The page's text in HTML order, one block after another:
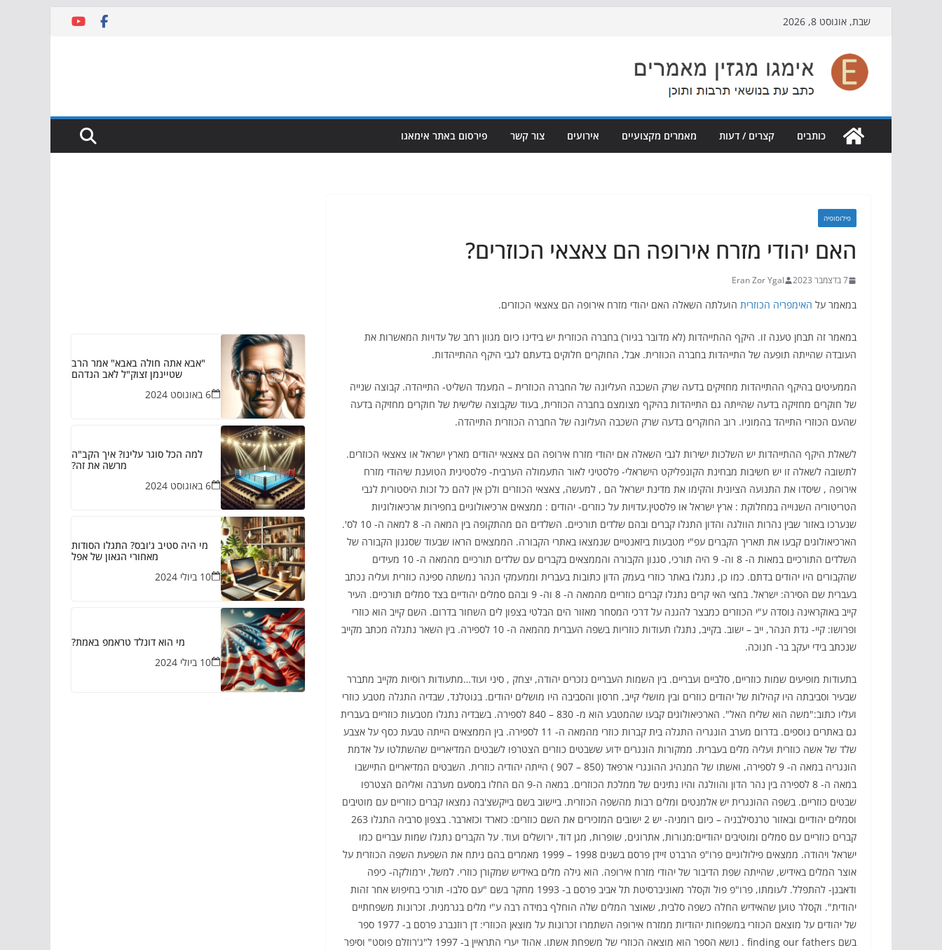
content
שבת, אוגוסט 8, 2026
כותבים קצרים / דעות מאמרים מקצועיים אירועים צור קשר פירסום באתר אימאגו
פילוסופיה
האם יהודי מזרח אירופה הם צאצאי הכוזרים?
7 בדצמבר 2023 Eran Zor Ygal
במאמר על האימפריה הכוזרית הועלתה השאלה האם יהודי מזרח אירופה הם צאצאי הכוזרים.
במאמר זה תבחן טענה זו. היקף ההתייהדות (לא מדובר בגיור) בחברה הכוזרית יש בידינו כיום מגוון רחב של עדויות המאשרות את
העובדה שהייתה תופעה של התייהדות בחברה הכוזרית. אבל, החוקרים חלוקים בדעתם לגבי היקף ההתייהדות.
הממעיטים בהיקף ההתייהדות מחזיקים בדעה שרק השכבה העליונה של החברה הכוזרית – המעמד השליט- התייהדה. קבוצה שנייה
של חוקרים מחזיקה בדעה שהייתה גם התייהדות בהיקף מצומצם בחברה הכוזרית, בעוד שקבוצה שלישית של חוקרים מחזיקה בדעה
שהעם הכוזרי התייהד בהמוניו. רוב החוקרים בדעה שרק השכבה העליונה של החברה הכוזרית התייהדה.
לשאלת היקף ההתייהדות יש השלכות ישירות לגבי השאלה אם יהודי מזרח אירופה הם צאצאי יהודים מארץ ישראל או צאצאי הכוזרים.
לתשובה לשאלה זו יש חשיבות מבחינת הקונפליקט הישראלי- פלסטיני לאור התעמולה הערבית- פלסטינית הטוענת שיהודי מזרח
אירופה , שיסדו את התנועה הציונית והקימו את מדינת ישראל הם , למעשה, צאצאי הכוזרים ולכן אין להם כל זכות היסטורית לגבי
הטריטוריה השנוייה במחלוקת : ארץ ישראל או פלסטין.עדויות על כוזרים- יהודים : ממצאים ארכיאולוגיים בחפירות ארכיאולוגיות
שנערכו באזור שבין נהרות הוולגה והדון התגלו קברים ובהם שלדים תורכיים. השלדים הם מהתקופה בין המאה ה- 8 למאה ה- 10 לס'.
הארכיאולוגים קבעו את תאריך הקברים עפ"י מטבעות ביזאנטיים שנמצאו באתרי הקבורה. הממצאים הראו שבעוד שסגנון הקבורה של
השלדים התורכיים במאות ה- 8 וה- 9 היה תורכי, סגנון הקבורה והממצאים בקברים עם שלדים תורכיים מהמאה ה- 10 מעידים
שהקבורים היו יהודים בדתם. כמו כן, נתגלו באתר כוזרי בעמק הדון כתובות בעברית וממעמקי הנהר נמשתה ספינה כוזרית ועליה נכתב
בעברית שם הסירה: ישראל. בחצי האי קרים נתגלו קברים כוזריים מהמאה ה- 8 וה- 9 ובהם סמלים יהודיים בצד סמלים תורכיים. העיר
קייב באוקראינה נוסדה ע"י הכוזרים כמבצר להגנה על דרכי המסחר מאזור הים הבלטי בצפון לים השחור בדרום. השם קייב הוא כוזרי
ופרושו: קיי- גדת הנהר, ייב – ישוב. בקייב, נתגלו תעודות כוזריות בשפה העברית מהמאה ה- 10 לספירה. בין השאר נתגלה מכתב מקייב
שנכתב בידי יעקב בר- חנוכה.
בתעודות מופיעים שמות כוזריים, סלביים ועבריים. בין השמות העבריים נזכרים יהודה, יצחק , סיני ועוד…מתעודות רוסיות מקייב מתברר
שבעיר וסביבתה היו קהילות של יהודים כוזרים ובין מושלי קייב, חרסון והסביבה היו מושלים יהודים. בגוטלנד, שבדיה התגלה מטבע כוזרי
ועליו כתוב:"משה הוא שליח האל". הארכיאולוגים קבעו שהמטבע הוא מ- 830 – 840 לספירה. בשבדיה נתגלו מטבעות כוזריים בעברית
גם באתרים נוספים. בדרום מערב הונגריה התגלה בית קברות כוזרי מהמאה ה- 11 לספירה. בין הממצאים הייתה טבעת כסף על אצבע
שלד של אשה כוזרית ועליה מלים בעברית. ממקורות הונגרים ידוע ששבטים כוזרים הצטרפו לשבטים המדיאריים שהשתלטו על אדמת
הונגריה במאה ה- 9 לספירה, ואשתו של המנהיג ההונגרי ארפאד (850 – 907 ) הייתה יהודיה כוזרית. השבטים המדיאריים התיישבו
במאה ה- 8 לספירה בין נהר הדון והוולגה והיו נתינים של ממלכת הכוזרים. במאה ה-9 הם החלו במסעם מערבה ואליהם הצטרפו
שבטים כוזריים. בשפה ההונגרית יש אלמנטים ומלים רבות מהשפה הכוזרית. ביישוב בשם בייקשצ'בה נמצאו קברים כוזריים עם מוטיבים
וסמלים יהודיים ובאזור טרנסילבניה – כיום רומניה- יש 2 ישובים המזכירים את השם כוזרים: כזארד וכזארבר. בצפון סרביה התגלו 263
קברים כוזריים עם סמלים ומוטיבים יהודיים:מנורות, אתרוגים, שופרות, מגן דוד, ירושלים ועוד. על הקברים נתגלו שמות עבריים כמו
ישראל ויהודה. ממצאים פילולוגיים פרו"פ הרברט זיידן פרסם בשנים 1998 – 1999 מאמרים בהם ניתח את השפעת השפה הכוזרית על
אוצר המלים באידיש, שהייתה שפת הדיבור של יהודי מזרח אירופה. הוא גילה מלים באידיש שמקורן כוזרי. למשל, ירמולקה- כיפה
ודאבנן- להתפלל. לעומתו, פרו"פ פול וקסלר מאוניברסיטת תל אביב פרסם ב- 1993 מחקר בשם "עם סלבו- תורכי בחיפוש אחר זהות
יהודית". וקסלר טוען שהאידיש החלה כשפה סלבית, שאוצר המלים שלה הוחלף במידה רבה ע"י מלים בגרמנית. זכרונות משפחתיים
של יהודים על מוצאם הכוזרי במשפחות יהודיות ממזרח אירופה השתמרו זכרונות על מוצאן הכוזרי: דן רוזנברג פרסם ב- 1977 ספר
בשם finding our fathers . נושא הספר הוא מוצאה הכוזרי של משפחת אשתו. אהוד יערי התראיין ב- 1997 ל"ג'רוזלם פוסט" וסיפר
"אבא אתה חולה באבא" אמר הרב
שטיינמן זצוק"ל לאב הנדהם
6 באוגוסט 2024
למה הכל סוגר עלינו? איך הקב"ה
מרשה את זה?
6 באוגוסט 2024
מי היה סטיב ג'ובס? התגלו הסודות
מאחורי הגאון של אפל
10 ביולי 2024
מי הוא דונלד טראמפ באמת?
10 ביולי 2024